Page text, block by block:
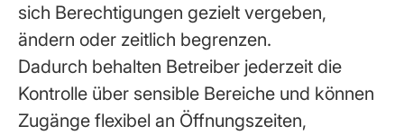
sich Berechtigungen gezielt vergeben,
ändern oder zeitlich begrenzen.
Dadurch behalten Betreiber jederzeit die
Kontrolle über sensible Bereiche und können
Zugänge flexibel an Öffnungszeiten,